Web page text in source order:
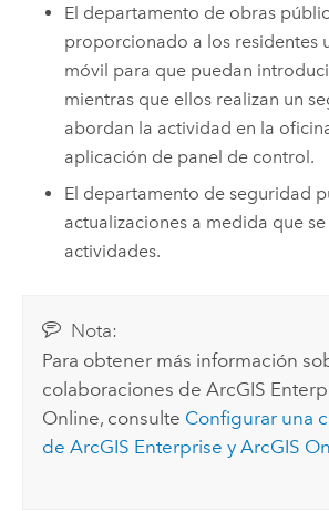
El departamento de obras
proporcionado a los residentes
móvil para que puedan
mientras que ellos realizan un
abordan la actividad en la
aplicación de panel de control.
El departamento de seguridad
actualizaciones a medida que
actividades.
Nota:
Para obtener más información
colaboraciones deArcGIS
Online, consulte Configurar una
deArcGIS Enterprise yArcGIS